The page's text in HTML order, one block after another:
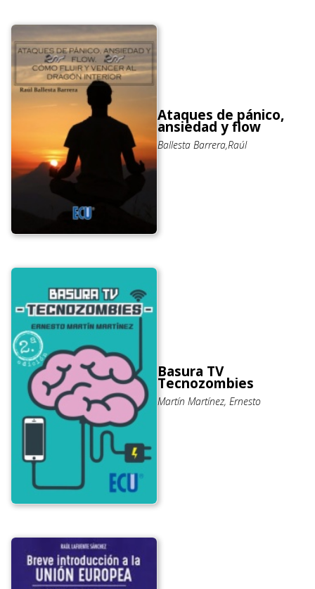
Ataques de pánico,
ansiedad y flow
Ballesta Barrera,Raúl
Basura TV
Tecnozombies
Martín Martínez, Ernesto